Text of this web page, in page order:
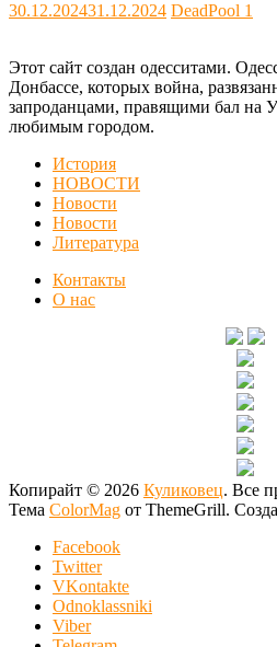
30.12.202431.12.2024 DeadPool 1
Этот сайт создан одесситами.
Донбассе, которых война,
запроданцами, правящими бал на
любимым городом.
История
НОВОСТИ
Новости
Новости
Литература
Контакты
О нас
Копирайт © 2026 Куликовец. Все
Тема ColorMag от ThemeGrill.
Facebook
Twitter
VKontakte
Odnoklassniki
Viber